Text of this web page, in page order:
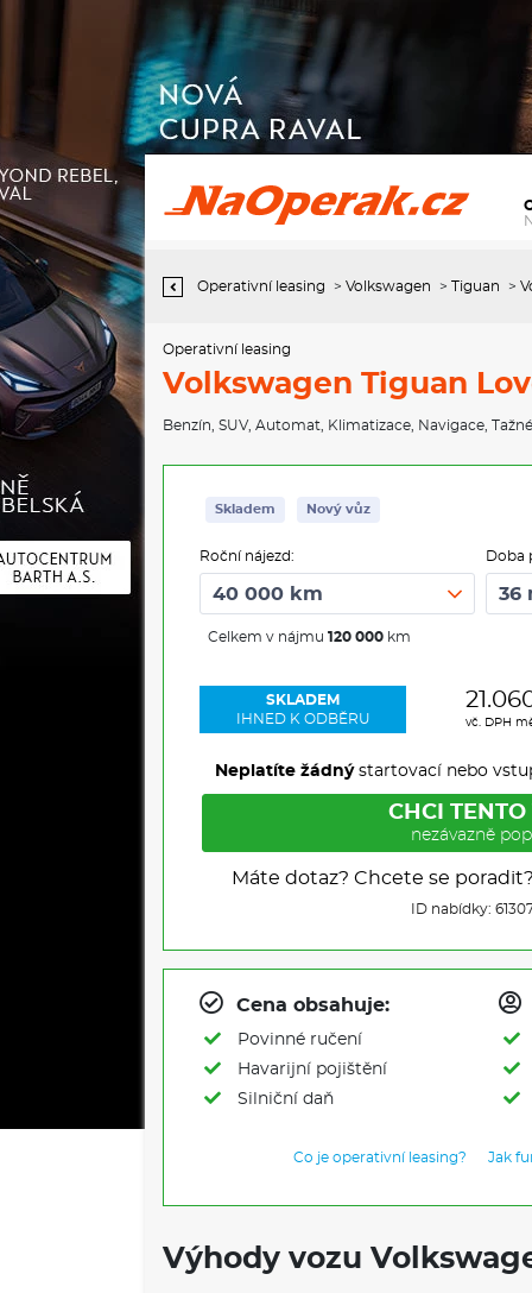
Operativní leasing Volkswagen Tiguan Love 7DSG mHEV 1,5eTSI /
110kW
Operativní leasing > Volkswagen > Tiguan >
Operativní leasing
Volkswagen Tiguan
Benzín SUV, Automat Klimatizace Navigace
Skladem Nový vůz
Roční nájezd:
Celkem v nájmu 120 000 km
Doba
SKLADEM
IHNED K ODBĚRU
vč. DPH
Neplatíte žádnýstartovací nebo
CHCI TENTO
nezávazně
Máte dotaz? Chcete se poradit?
ID nabídky:
Cena obsahuje:
Povinné ručení
Havarijní pojištění
Silniční daň
Co je operativní leasing? Jak
Výhody vozu